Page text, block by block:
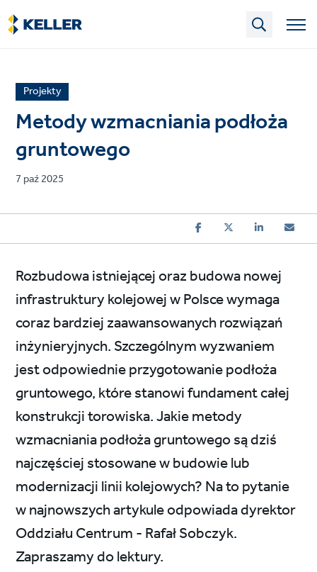
Skip
to
main
News
article
category
Projekty
Metody wzmacniania podłoża
gruntowego
Published
7 paź 2025
Rozbudowa istniejącej oraz budowa nowej
infrastruktury kolejowej w Polsce wymaga
coraz bardziej zaawansowanych rozwiązań
inżynieryjnych. Szczególnym wyzwaniem
jest odpowiednie przygotowanie podłoża
gruntowego, które stanowi fundament całej
konstrukcji torowiska. Jakie metody
wzmacniania podłoża gruntowego są dziś
najczęściej stosowane w budowie lub
modernizacji linii kolejowych? Na to pytanie
w najnowszych artykule odpowiada dyrektor
Oddziału Centrum - Rafał Sobczyk.
Zapraszamy do lektury.